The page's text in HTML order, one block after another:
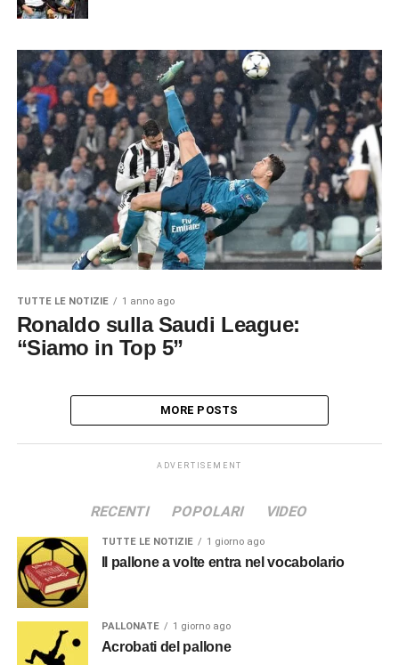
TUTTE LE NOTIZIE 1 anno ago
Ronaldo sulla Saudi League:
“Siamo in Top 5”
MORE POSTS
ADVERTISEMENT
RECENTI POPOLARI VIDEO
TUTTE LE NOTIZIE 1 giorno ago
Il pallone a volte entra nel vocabolario
PALLONATE 1 giorno ago
Acrobati del pallone